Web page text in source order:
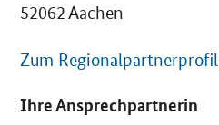
52062 Aachen
Zum Regionalpartnerprofil
Ihre Ansprechpartnerin